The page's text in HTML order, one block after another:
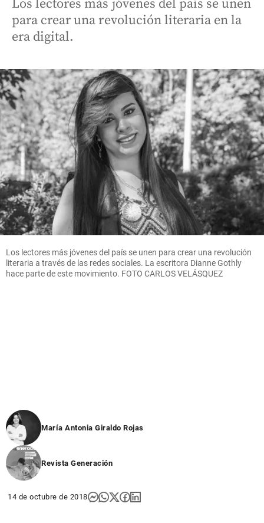
Los lectores más jóvenes del país se unen
para crear una revolución literaria en la
era digital.
Los lectores más jóvenes del país se unen para crear una revolución
literaria a través de las redes sociales. La escritora Dianne Gothly
hace parte de este movimiento. FOTO CARLOS VELÁSQUEZ
María Antonia Giraldo Rojas
Revista Generación
14 de octubre de 2018